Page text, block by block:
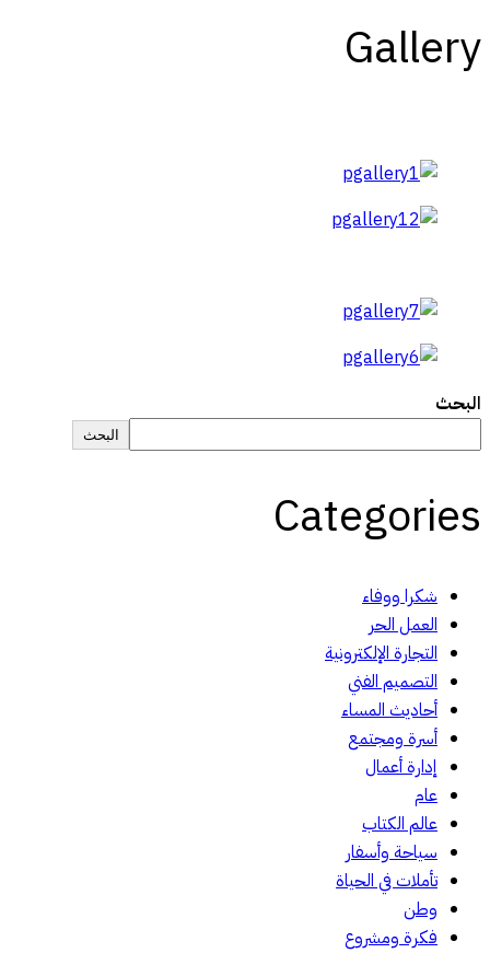
Gallery
البحث
البحث
Categories
شكرا ووفاء
العمل الحر
التجارة الإلكترونية
التصميم الفني
أحاديث المساء
أسرة ومجتمع
إدارة أعمال
عام
عالم الكتاب
سياحة وأسفار
تأملات في الحياة
وطن
فكرة ومشروع